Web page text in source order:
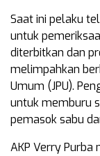
Saat ini pelaku
untuk
diterbitkan dan
melimpahkan
Umum (JPU).
untuk memburu
pemasok sabu
AKP Verry Purba